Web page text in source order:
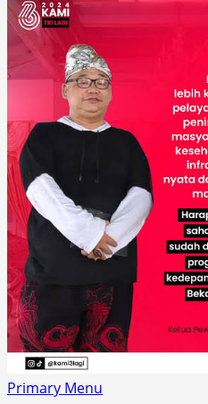
Primary Menu